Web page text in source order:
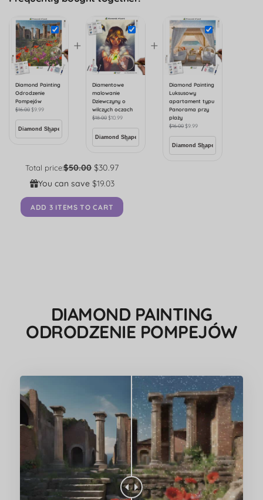
Diamond Painting
Odrodzenie
Pompejów
$16.00$9.99
+
Diamentowe
malowanie
Dziewczyny o
wilczych oczach
$18.00$10.99
+
Diamond Painting
Luksusowy
apartament typu
Panorama przy
plaży
$16.00$9.99
Total price:$50.00 $30.97
You can save $19.03
ADD 3 ITEMS TO CART
DIAMOND PAINTING
ODRODZENIE POMPEJÓW